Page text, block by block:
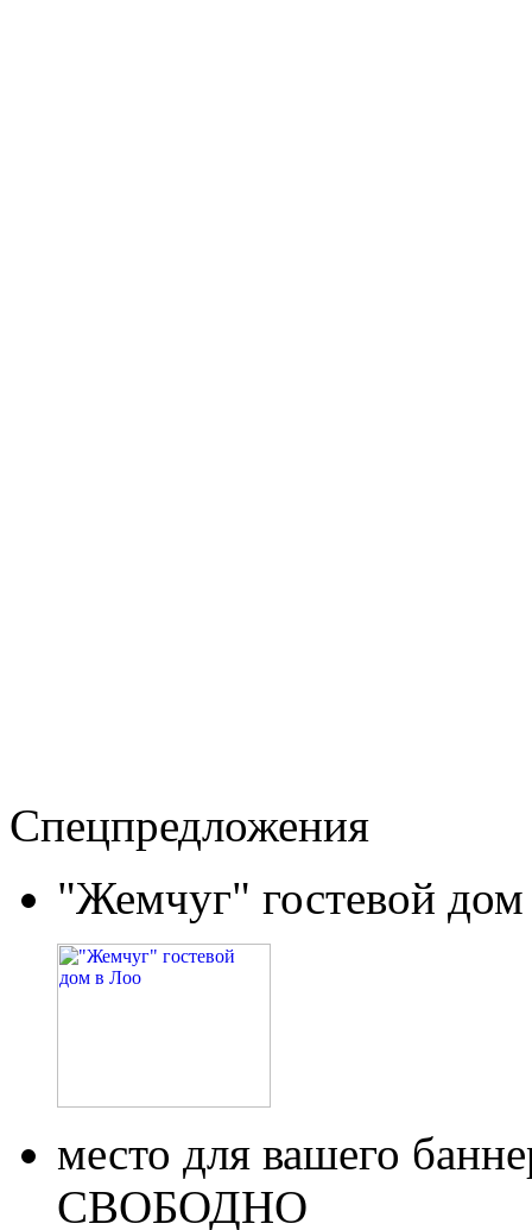
Спецпредложения
"Жемчуг" гостевой
место для вашего
СВОБОДНО